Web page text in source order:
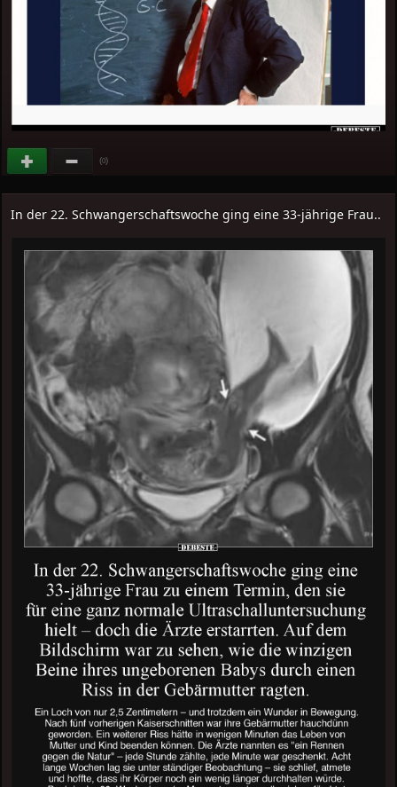
(0)
In der 22. Schwangerschaftswoche ging eine 33-jährige Frau..